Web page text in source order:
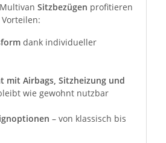
Sitzbezügen profitieren
dank individueller
mit Airbags, Sitzheizung und
wie gewohnt nutzbar
– von klassisch bis